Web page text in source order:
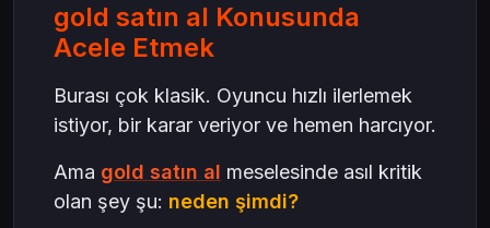
gold satın al Konusunda
Acele Etmek
Burası çok klasik. Oyuncu hızlı ilerlemek
istiyor, bir karar veriyor ve hemen harcıyor.
Ama gold satın al meselesinde asıl kritik
olan şey şu: neden şimdi?